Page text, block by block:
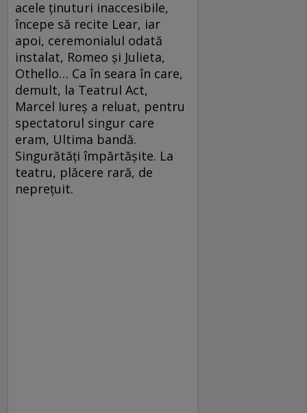
acele ţinuturi inaccesibile,
începe să recite Lear, iar
apoi, ceremonialul odată
instalat, Romeo şi Julieta,
Othello… Ca în seara în care,
demult, la Teatrul Act,
Marcel Iureş a reluat, pentru
spectatorul singur care
eram, Ultima bandă.
Singurătăţi împărtăşite. La
teatru, plăcere rară, de
nepreţuit.